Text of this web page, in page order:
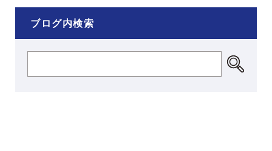
ブログ内検索